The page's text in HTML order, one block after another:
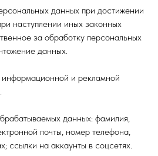
данных при достижении
наступлении иных законных
за обработку персональных
данных.
и рекламной
данных: фамилия,
почты, номер телефона,
ссылки на аккаунты в соцсетях.